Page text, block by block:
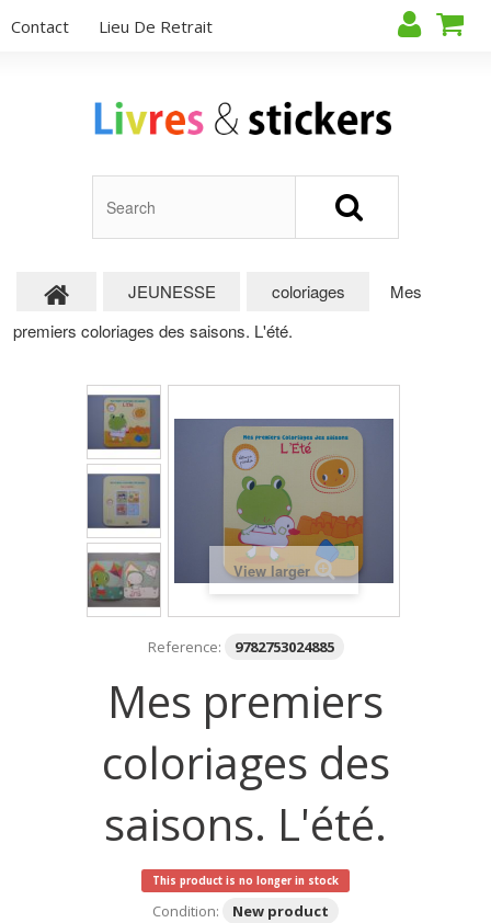
Contact Lieu De Retrait
JEUNESSE coloriages
Mes
premiers coloriages des saisons. L'été.
View larger
Reference: 9782753024885
Mes premiers
coloriages des
saisons. L'été.
This product is no longer in stock
Condition: New product